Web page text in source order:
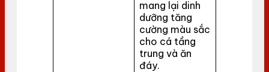
mang lại dinh
dưỡng tăng
cường màu sắc
cho cá tầng
trung và ăn
đáy.